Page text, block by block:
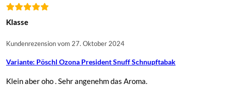
Klasse
Kundenrezension vom 27. Oktober 2024
Variante: Pöschl Ozona President Snuff Schnupftabak
Klein aber oho . Sehr angenehm das Aroma.